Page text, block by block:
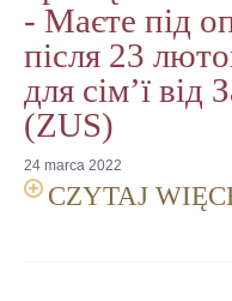
- Mаєте під
після 23
для сім’ї від
(ZUS)
24 marca 2022
CZYTAJ